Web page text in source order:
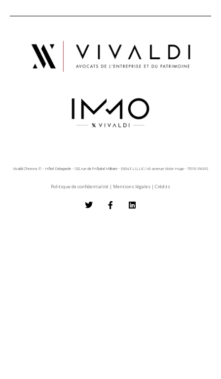
Vivaldi Chronos © - Hôtel Delagarde - 120, rue de l'Hôpital Militaire - 59043 LILLE / 45 avenue Victor Hugo - 75116 PARIS
Politique de confidentialité | Mentions légales | Crédits